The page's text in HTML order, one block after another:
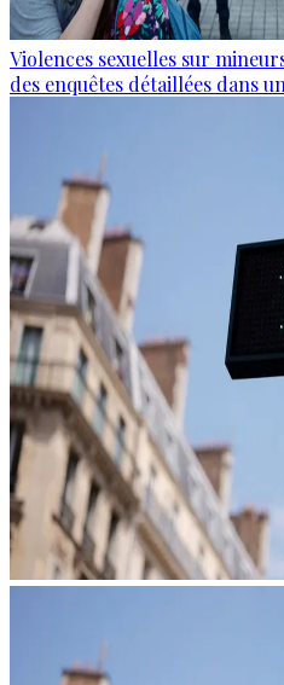
Violences sexuelles sur
des enquêtes détaillées dans